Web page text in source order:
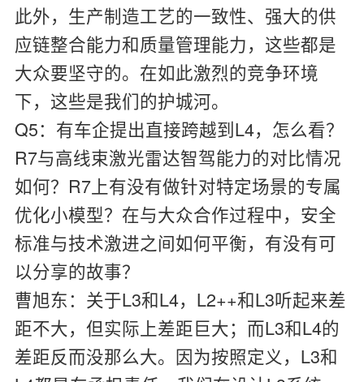
此外，生产制造工艺的一致性、强大的供
应链整合能力和质量管理能力，这些都是
大众要坚守的。在如此激烈的竞争环境
下，这些是我们的护城河。
Q5：有车企提出直接跨越到L4，怎么看？
R7与高线束激光雷达智驾能力的对比情况
如何？R7上有没有做针对特定场景的专属
优化小模型？在与大众合作过程中，安全
标准与技术激进之间如何平衡，有没有可
以分享的故事？
曹旭东： 关于L3和L4，L2++和L3听起来差
距不大，但实际上差距巨大；而L3和L4的
差距反而没那么大。因为按照定义，L3和